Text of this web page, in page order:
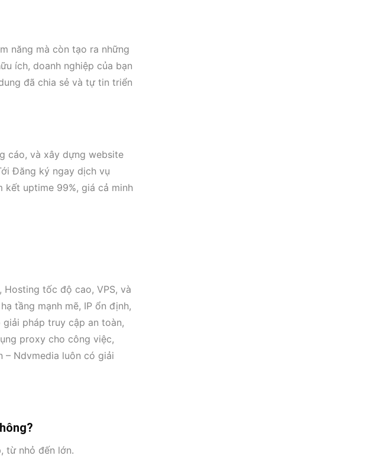
năng mà còn tạo ra những
ích, doanh nghiệp của bạn
đã chia sẻ và tự tin triển
cáo, và xây dựng website
Đăng ký ngay dịch vụ
kết uptime 99%, giá cả minh
tốc độ cao, VPS, và
tầng mạnh mẽ, IP ổn định,
pháp truy cập an toàn,
proxy cho công việc,
– Ndvmedia luôn có giải
từ nhỏ đến lớn.